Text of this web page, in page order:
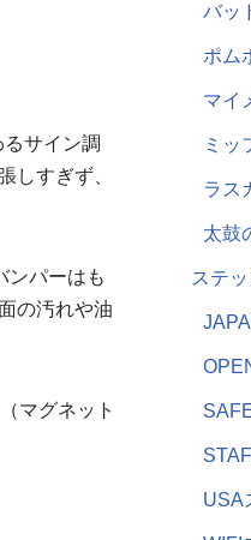
サイン調
しすぎず、
ンパーはも
の汚れや油
マグネット
バッ
ポム
マイ
ミッ
ラス
太鼓
ステ
USA